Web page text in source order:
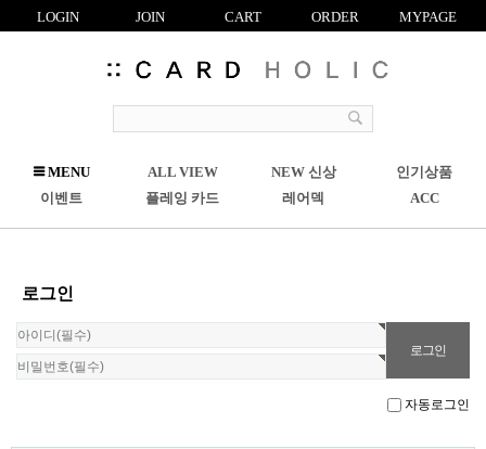
LOGIN JOIN CART ORDER MYPAGE
R
CMENU ALL VIEW NEW 신상
인기상품
이벤트
플레잉 카드 레어덱 ACC
로그인
자동로그인